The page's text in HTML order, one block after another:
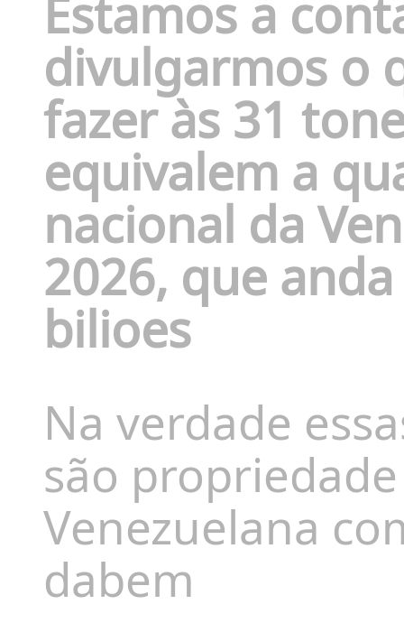
divulgarmos o
fazer às 31
equivalem a
nacional da
2026, que
bilioes
Na verdade
são
Venezuelana
dabem